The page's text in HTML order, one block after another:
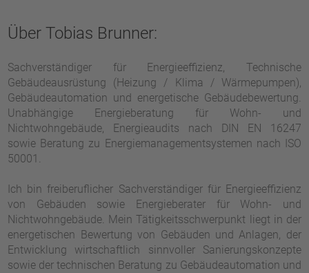
Über Tobias Brunner:
Sachverständiger für Energieeffizienz, Technische
Gebäudeausrüstung (Heizung / Klima / Wärmepumpen),
Gebäudeautomation und energetische Gebäudebewertung.
Unabhängige Energieberatung für Wohn- und
Nichtwohngebäude, Energieaudits nach DIN EN 16247
sowie Beratung zu Energiemanagementsystemen nach ISO
50001.
Ich bin freiberuflicher Sachverständiger für Energieeffizienz
von Gebäuden sowie Energieberater für Wohn- und
Nichtwohngebäude. Mein Tätigkeitsschwerpunkt liegt in der
energetischen Bewertung von Gebäuden und Anlagen, der
Entwicklung wirtschaftlich sinnvoller Sanierungskonzepte
sowie der technischen Beratung zu Gebäudeautomation und